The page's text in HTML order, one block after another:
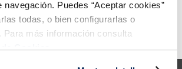
navegación. Puedes “Aceptar cookies”
todas, o bien configurarlas o
Para más información consulta
Cookies.
Añadir
with status code 429